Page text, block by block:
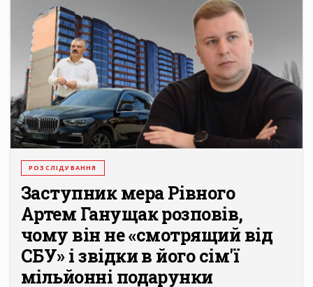
РОЗСЛІДУВАННЯ
Заступник мера Рівного
Артем Ганущак розповів,
чому він не «смотрящий від
СБУ» і звідки в його сім'ї
мільйонні подарунки